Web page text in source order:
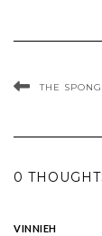
THE
0
VINNIEH